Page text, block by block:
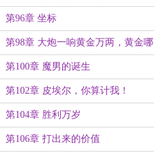
票）
第96章 坐标
第98章 大炮一响黄金万两，黄金哪
儿来？
第100章 魔男的诞生
第102章 皮埃尔，你算计我！
第104章 胜利万岁
第106章 打出来的价值